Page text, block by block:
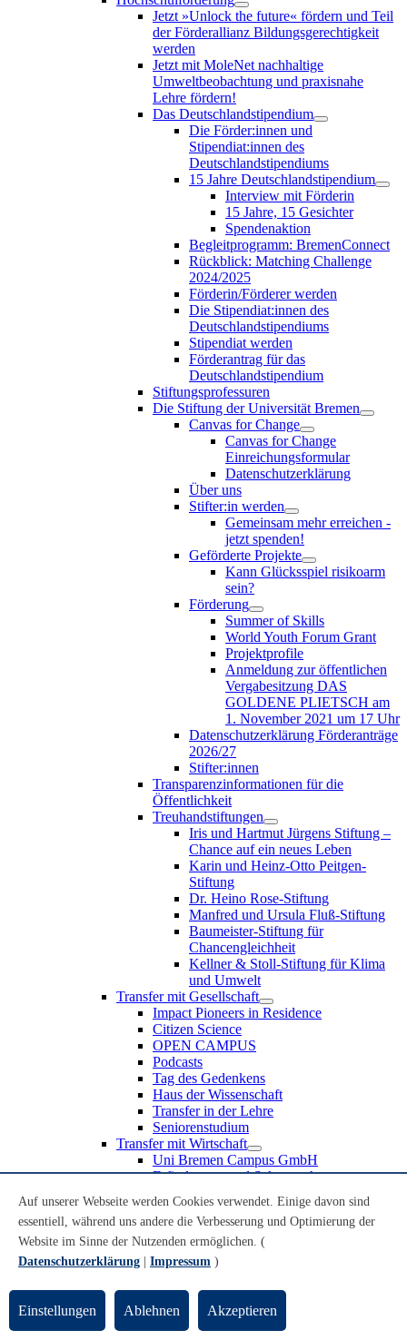
Jetzt »Unlock the future« fördern und Teil
der Förderallianz Bildungsgerechtigkeit
werden
Jetzt mit MoleNet nachhaltige
Umweltbeobachtung und praxisnahe
Lehre fördern!
Das Deutschlandstipendium
Die Förder:innen und
Stipendiat:innen des
Deutschlandstipendiums
15 Jahre Deutschlandstipendium
Interview mit Förderin
15 Jahre, 15 Gesichter
Spendenaktion
Begleitprogramm: BremenConnect
Rückblick: Matching Challenge
2024/2025
Förderin/Förderer werden
Die Stipendiat:innen des
Deutschlandstipendiums
Stipendiat werden
Förderantrag für das
Deutschlandstipendium
Stiftungsprofessuren
Die Stiftung der Universität Bremen
Canvas for Change
Canvas for Change
Einreichungsformular
Datenschutzerklärung
Über uns
Stifter:in werden
Gemeinsam mehr erreichen -
jetzt spenden!
Geförderte Projekte
Kann Glücksspiel risikoarm
sein?
Förderung
Summer of Skills
World Youth Forum Grant
Projektprofile
Anmeldung zur öffentlichen
Vergabesitzung DAS
GOLDENE PLIETSCH am
1. November 2021 um 17 Uhr
Datenschutzerklärung Förderanträge
2026/27
Stifter:innen
Transparenzinformationen für die
Öffentlichkeit
Treuhandstiftungen
Iris und Hartmut Jürgens Stiftung –
Chance auf ein neues Leben
Karin und Heinz-Otto Peitgen-
Stiftung
Dr. Heino Rose-Stiftung
Manfred und Ursula Fluß-Stiftung
Baumeister-Stiftung für
Chancengleichheit
Kellner & Stoll-Stiftung für Klima
und Umwelt
Transfer mit Gesellschaft
Impact Pioneers in Residence
Citizen Science
OPEN CAMPUS
Podcasts
Tag des Gedenkens
Haus der Wissenschaft
Transfer in der Lehre
Seniorenstudium
Transfer mit Wirtschaft
Uni Bremen Campus GmbH
Erfindungen und Schutzrechte
Recruiting an der Universität Bremen
Weiterbildung an der Universität Bremen
Transfer mit Schule
Schülerinnen und Schüler
Schulklassen
Lehrkräfte
Gründungsunterstützung
Auf unserer Webseite werden Cookies verwendet. Einige davon sind
essentiell, während uns andere die Verbesserung und Optimierung der
Website im Sinne der Nutzenden ermöglichen. (
Datenschutzerklärung
Impressum )
Einstellungen Ablehnen Akzeptieren